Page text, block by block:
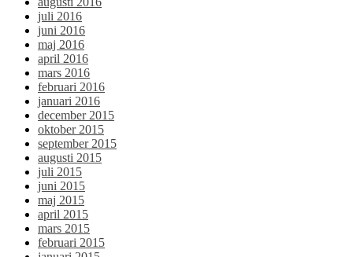
juli 2016
juni 2016
maj 2016
april 2016
mars 2016
februari 2016
januari 2016
december 2015
oktober 2015
september 2015
augusti 2015
juli 2015
juni 2015
maj 2015
april 2015
mars 2015
februari 2015